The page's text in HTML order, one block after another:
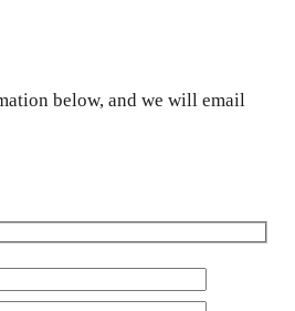
below, and we will email